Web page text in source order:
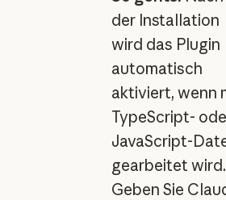
der Installation
wird das Plugin
automatisch
aktiviert, wenn
TypeScript-
JavaScript-
gearbeitet wird.
Geben Sie